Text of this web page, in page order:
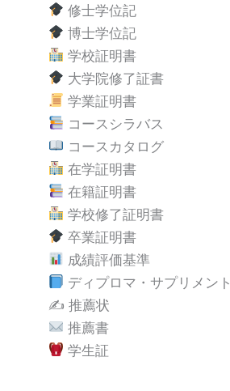
修士学位記
博士学位記
学校証明書
大学院修了証書
学業証明書
コースシラバス
コースカタログ
在学証明書
在籍証明書
学校修了証明書
卒業証明書
成績評価基準
ディプロマ・サプリメント
✍️ 推薦状
推薦書
学生証